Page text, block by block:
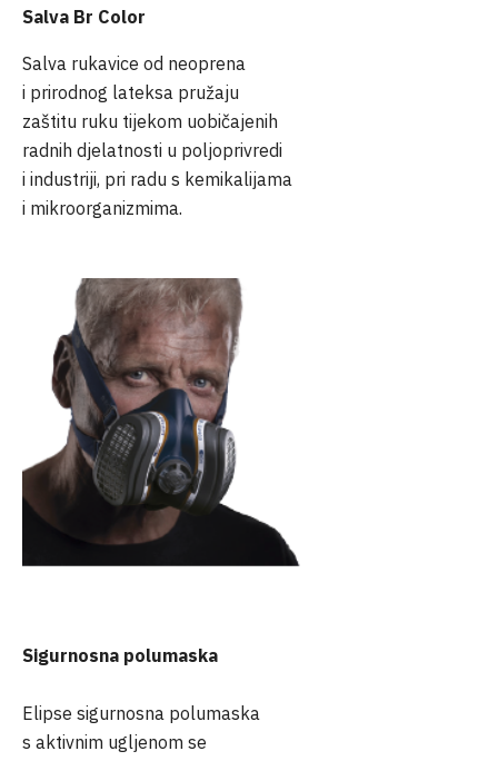
Salva Br Color
Salva rukavice od neoprena
i prirodnog lateksa pružaju
zaštitu ruku tijekom uobičajenih
radnih djelatnosti u poljoprivredi
i industriji, pri radu s kemikalijama
i mikroorganizmima.
Sigurnosna polumaska
Elipse sigurnosna polumaska
s aktivnim ugljenom se